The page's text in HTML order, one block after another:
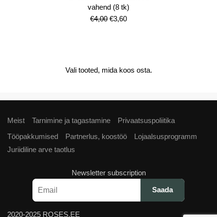
vahend (8 tk)
€4,00 Algne
€3,60Current
Vali tooted, mida koos osta.
Meist Tarnimine ja tagastamine
Privaatsuspoliitika
Tööpakkumised
Partnerlus, koostöö
Lojaalsusprogramm
Juriidiline arve taotlus
Newsletter subscription
2020-2025 ROSES.EE